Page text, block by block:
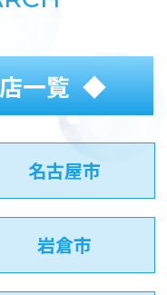
一覧
名古屋市
岩倉市